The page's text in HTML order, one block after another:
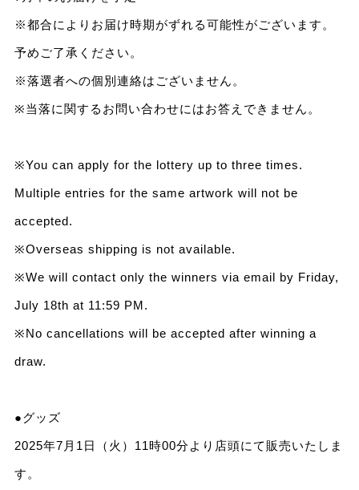
※都合によりお届け時期がずれる可能性がございます。
予めご了承ください。
※落選者への個別連絡はございません。
※当落に関するお問い合わせにはお答えできません。
※You can apply for the lottery up to three times.
Multiple entries for the same artwork will not be
accepted.
※Overseas shipping is not available.
※We will contact only the winners via email by Friday,
July 18th at 11:59 PM.
※No cancellations will be accepted after winning a
draw.
●グッズ
2025年7月1日（火）11時00分より店頭にて販売いたしま
す。